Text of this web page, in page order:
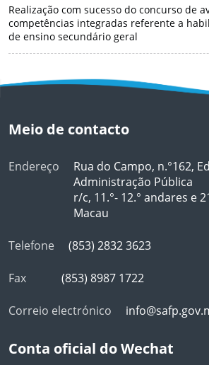
Realização com sucesso do concurso de
competências integradas referente a
de ensino secundário geral
Meio de contacto
Endereço
Rua do Campo, n.°162,
Administração Pública
r/c, 11.°- 12.° andares e
Macau
Telefone (853) 2832 3623
Fax (853) 8987 1722
Correio electrónico
Conta oficial do Wechat